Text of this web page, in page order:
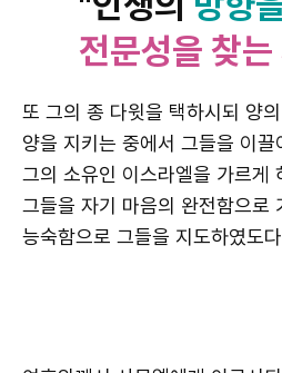
전문성을 찾는
또 그의 종 다윗을 택하시되 양
양을 지키는 중에서 그들을 이끌
그의 소유인 이스라엘을 가르게
그들을 자기 마음의 완전함으로
능숙함으로 그들을 지도하였도다